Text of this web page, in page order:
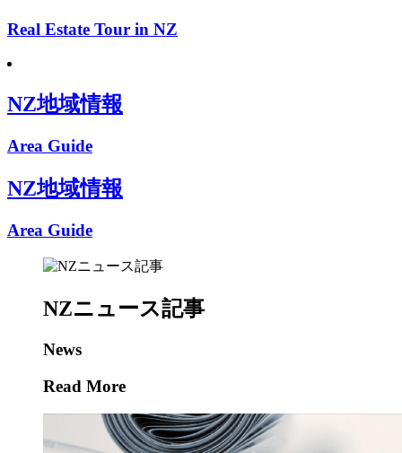
Real Estate Tour in NZ
NZ地域情報
Area Guide
NZ地域情報
Area Guide
NZニュース記事
News
Read More